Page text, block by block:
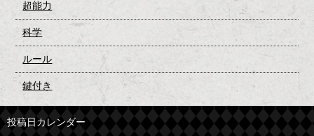
超能力
科学
ルール
鍵付き
投稿日カレンダー